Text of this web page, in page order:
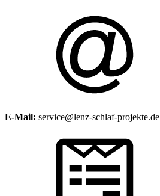
E-Mail: service@lenz-schlaf-projekte.de